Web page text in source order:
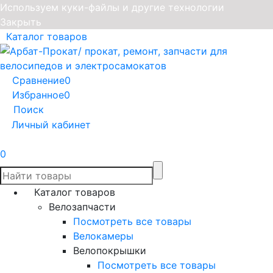
Используем куки-файлы и другие технологии
Закрыть
Каталог товаров
Сравнение0
Избранное0
Поиск
Личный кабинет
0
Каталог товаров
Велозапчасти
Посмотреть все товары
Велокамеры
Велопокрышки
Посмотреть все товары